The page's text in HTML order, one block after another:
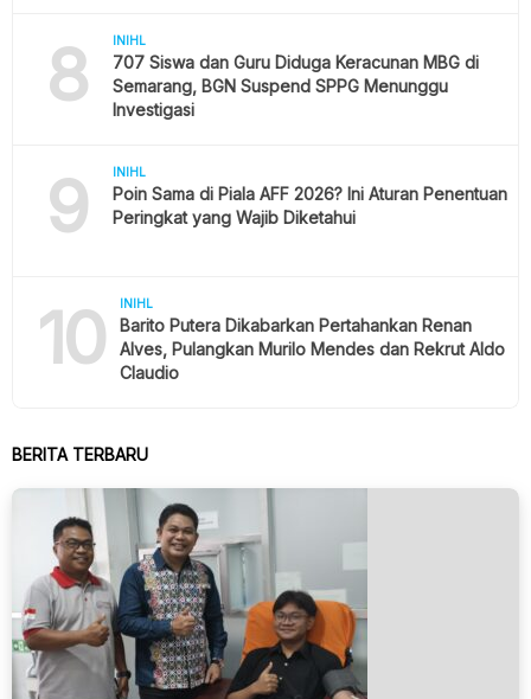
8 INIHL
707 Siswa dan Guru Diduga Keracunan MBG di
Semarang, BGN Suspend SPPG Menunggu
Investigasi
9 INIHL
Poin Sama di Piala AFF 2026? Ini Aturan Penentuan
Peringkat yang Wajib Diketahui
10 INIHL
Barito Putera Dikabarkan Pertahankan Renan
Alves, Pulangkan Murilo Mendes dan Rekrut Aldo
Claudio
BERITA TERBARU